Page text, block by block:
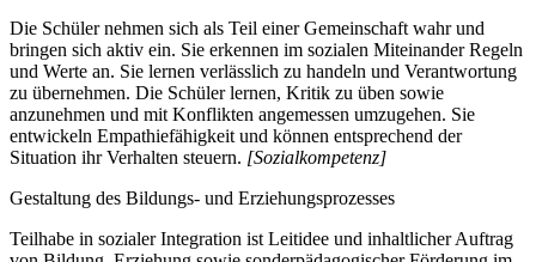
Die Schüler nehmen sich als Teil einer Gemeinschaft wahr und
bringen sich aktiv ein. Sie erkennen im sozialen Miteinander Regeln
und Werte an. Sie lernen verlässlich zu handeln und Verantwortung
zu übernehmen. Die Schüler lernen, Kritik zu üben sowie
anzunehmen und mit Konflikten angemessen umzugehen. Sie
entwickeln Empathiefähigkeit und können entsprechend der
Situation ihr Verhalten steuern. [Sozialkompetenz]
Gestaltung des Bildungs- und Erziehungsprozesses
Teilhabe in sozialer Integration ist Leitidee und inhaltlicher Auftrag